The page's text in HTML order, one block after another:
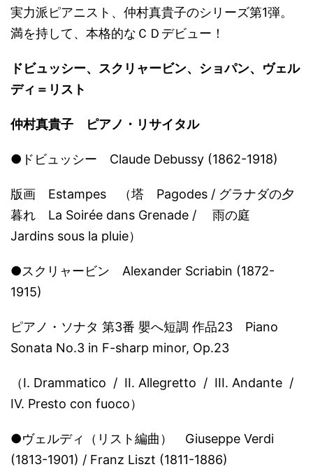
実力派ピアニスト、仲村真貴子のシリーズ第1弾。
満を持して、本格的なＣＤデビュー！
ドビュッシー、スクリャービン、ショパン、ヴェル
ディ＝リスト
仲村真貴子 ピアノ・リサイタル
●ドビュッシー Claude Debussy (1862-1918)
版画 Estampes （塔 Pagodes / グラナダの夕
暮れ La Soirée dans Grenade / 雨の庭
Jardins sous la pluie）
●スクリャービン Alexander Scriabin (1872-
1915)
ピアノ・ソナタ 第3番 嬰へ短調 作品23 Piano
Sonata No.3 in F-sharp minor, Op.23
（I. Drammatico / II. Allegretto / III. Andante /
IV. Presto con fuoco）
●ヴェルディ（リスト編曲） Giuseppe Verdi
(1813-1901) / Franz Liszt (1811-1886)